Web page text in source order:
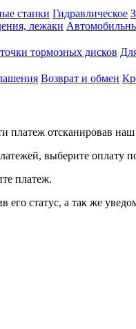
станки Гидравлическое
лежаки
тормозных дисков
Возврат и обмен
платеж отсканировав наш
выберите оплату
платеж.
его статус, а так же